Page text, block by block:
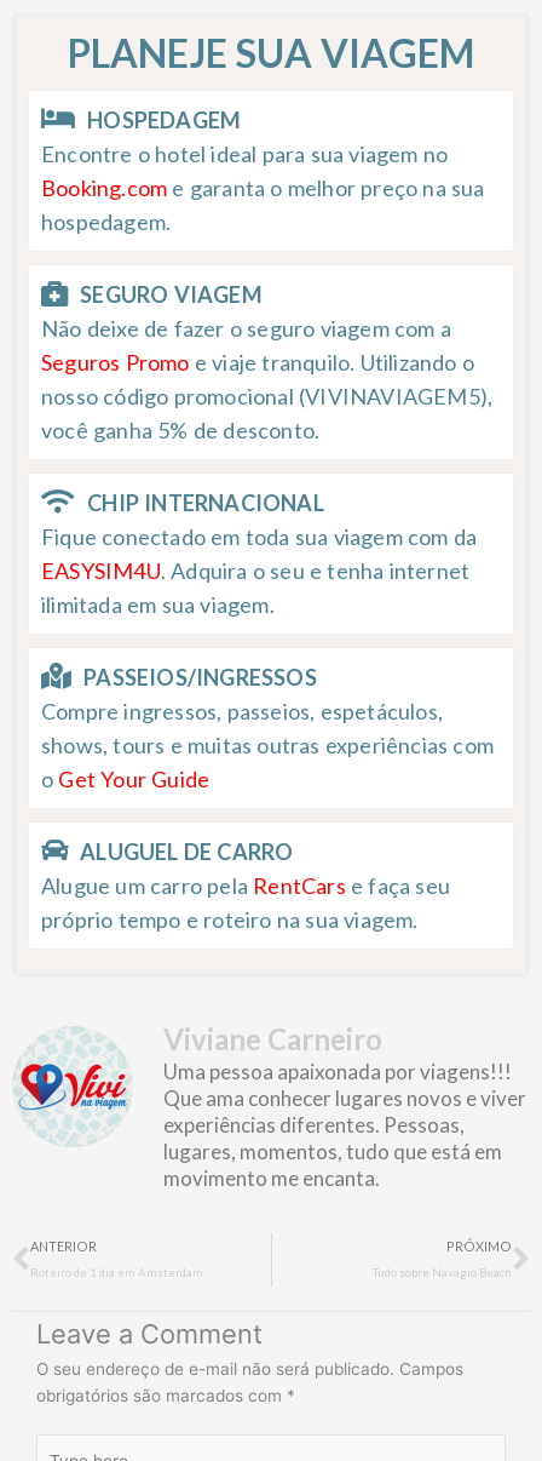
PLANEJE SUA VIAGEM
HOSPEDAGEM
Encontre o hotel ideal para sua viagem no
Booking.com e garanta o melhor preço na sua
hospedagem.
SEGURO VIAGEM
Não deixe de fazer o seguro viagem com a
Seguros Promo e viaje tranquilo. Utilizando o
nosso código promocional (VIVINAVIAGEM5),
você ganha 5% de desconto.
CHIP INTERNACIONAL
Fique conectado em toda sua viagem com da
EASYSIM4U. Adquira o seu e tenha internet
ilimitada em sua viagem.
PASSEIOS/INGRESSOS
Compre ingressos, passeios, espetáculos,
shows, tours e muitas outras experiências com
o Get Your Guide
ALUGUEL DE CARRO
Alugue um carro pela RentCars e faça seu
próprio tempo e roteiro na sua viagem.
Viviane Carneiro
Uma pessoa apaixonada por viagens!!!
Que ama conhecer lugares novos e viver
experiências diferentes. Pessoas,
lugares, momentos, tudo que está em
movimento me encanta.
Prev
ANTERIOR
Roteiro de 1 dia em Amsterdam
PRÓXIMO
Tudo sobre Navagio Beach
Leave a Comment
O seu endereço de e-mail não será publicado. Campos
obrigatórios são marcados com *